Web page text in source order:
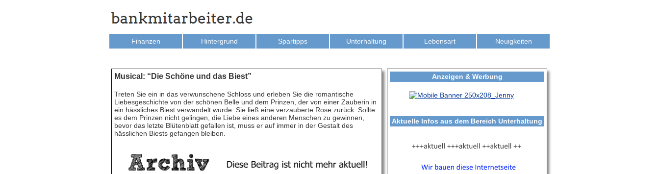
Finanzen Hintergrund Spartipps Unterhaltung Lebensart Neuigkeiten
Musical: “Die Schöne und das Biest”
Treten Sie ein in das verwunschene Schloss und erleben Sie die romantische
Liebesgeschichte von der schönen Belle und dem Prinzen, der von einer Zauberin in
ein hässliches Biest verwandelt wurde. Sie ließ eine verzauberte Rose zurück. Sollte
es dem Prinzen nicht gelingen, die Liebe eines anderen Menschen zu gewinnen,
bevor das letzte Blütenblatt gefallen ist, muss er auf immer in der Gestalt des
hässlichen Biests gefangen bleiben.
Anzeigen & Werbung
Aktuelle Infos aus dem Bereich Unterhaltung